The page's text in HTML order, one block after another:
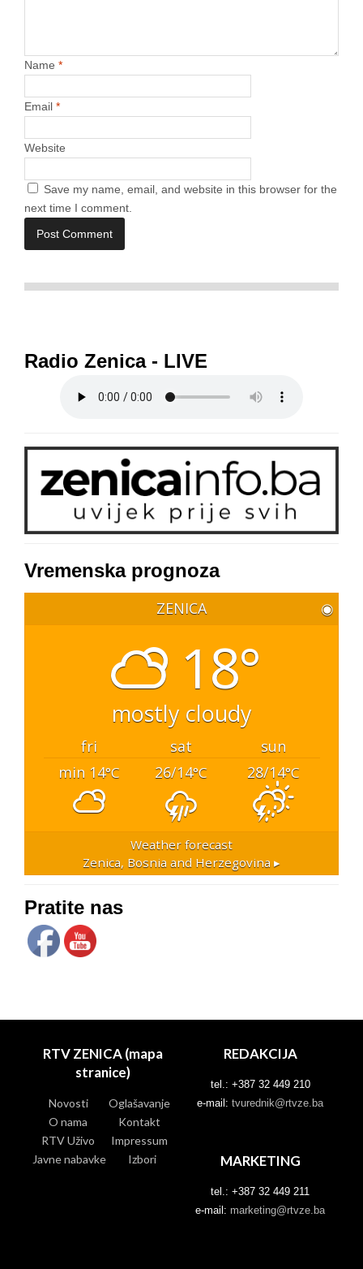
Name *
Email *
Website
Save my name, email, and website in this browser for the
next time I comment.
Radio Zenica - LIVE
Vremenska prognoza
ZENICA ◉
18°
mostly cloudy
fri sat
sun
min 14°C 26/14°C 28/14°C
Weather forecast
Zenica, Bosnia and Herzegovina ▸
Pratite nas
RTV ZENICA (mapa
stranice)
Novosti
Oglašavanje
O nama
Kontakt
RTV Uživo
Impressum
Javne nabavke
Izbori
REDAKCIJA
tel.: +387 32 449 210
e-mail: tvurednik@rtvze.ba
MARKETING
tel.: +387 32 449 211
e-mail: marketing@rtvze.ba